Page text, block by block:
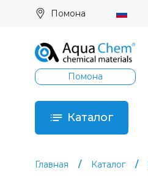
Помона
Помона
Каталог
Главная Каталог